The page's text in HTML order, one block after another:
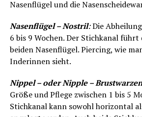
Nasenflügel und die
Nasenflügel – Nostril:Die
6 bis 9 Wochen. Der Stichkanal
beiden Nasenflügel. Piercing, wie
Inderinnen sieht.
Nippel – oder Nipple –
Größe und Pflege zwischen 1 bis 5
Stichkanal kann sowohl horizontal